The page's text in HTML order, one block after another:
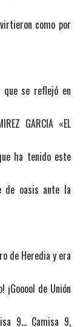
como por
que se reflejó en
GARCIA «EL
ha tenido este
de oasis ante la
de Heredia y era
¡Gooool de Unión
9… Camisa 9,